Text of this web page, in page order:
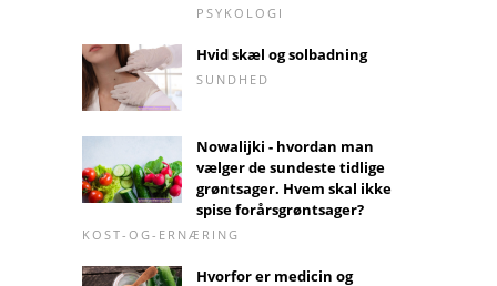
PSYKOLOGI
Hvid skæl og solbadning
SUNDHED
Nowalijki - hvordan man
vælger de sundeste tidlige
grøntsager. Hvem skal ikke
spise forårsgrøntsager?
KOST-OG-ERNÆRING
Hvorfor er medicin og